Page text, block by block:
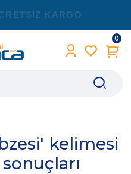
KARGO
0
kelimesi